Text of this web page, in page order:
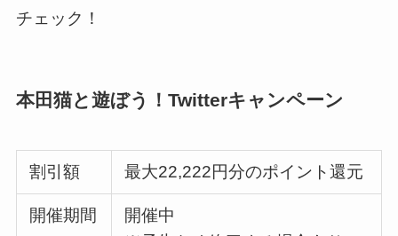
チェック！
本田猫と遊ぼう！Twitterキャンペーン
割引額 最大22,222円分のポイント還元
開催期間
開催中